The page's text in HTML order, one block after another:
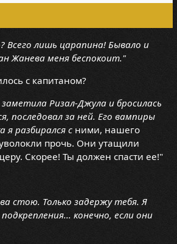
Всего лишь царапина! Бывало и
Жанева меня беспокоит."
с капитаном?
Ризал-Джула и бросилась
последовал за ней. Его вампиры
я разбирался сними, нашего
прочь. Они утащили
Скорее! Ты должен спасти ее!"
стою. Только задержу тебя. Я
конечно, если они